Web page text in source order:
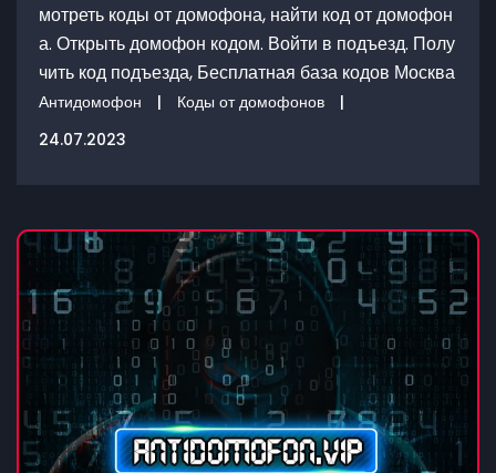
мотреть коды от домофона, найти код от домофон
а. Открыть домофон кодом. Войти в подъезд. Полу
чить код подъезда, Бесплатная база кодов Москва
Антидомофон | Коды от домофонов
|
24.07.2023